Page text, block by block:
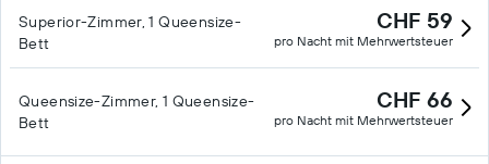
Superior-Zimmer, 1 Queensize-
Bett
CHF 59
pro Nacht mit Mehrwertsteuer
Queensize-Zimmer, 1 Queensize-
Bett
CHF 66
pro Nacht mit Mehrwertsteuer